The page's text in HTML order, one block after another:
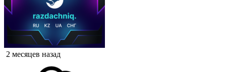
2 месяцев назад